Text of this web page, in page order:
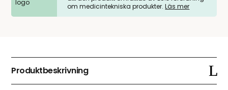
om medicintekniska produkter.Läs mer
Produktbeskrivning